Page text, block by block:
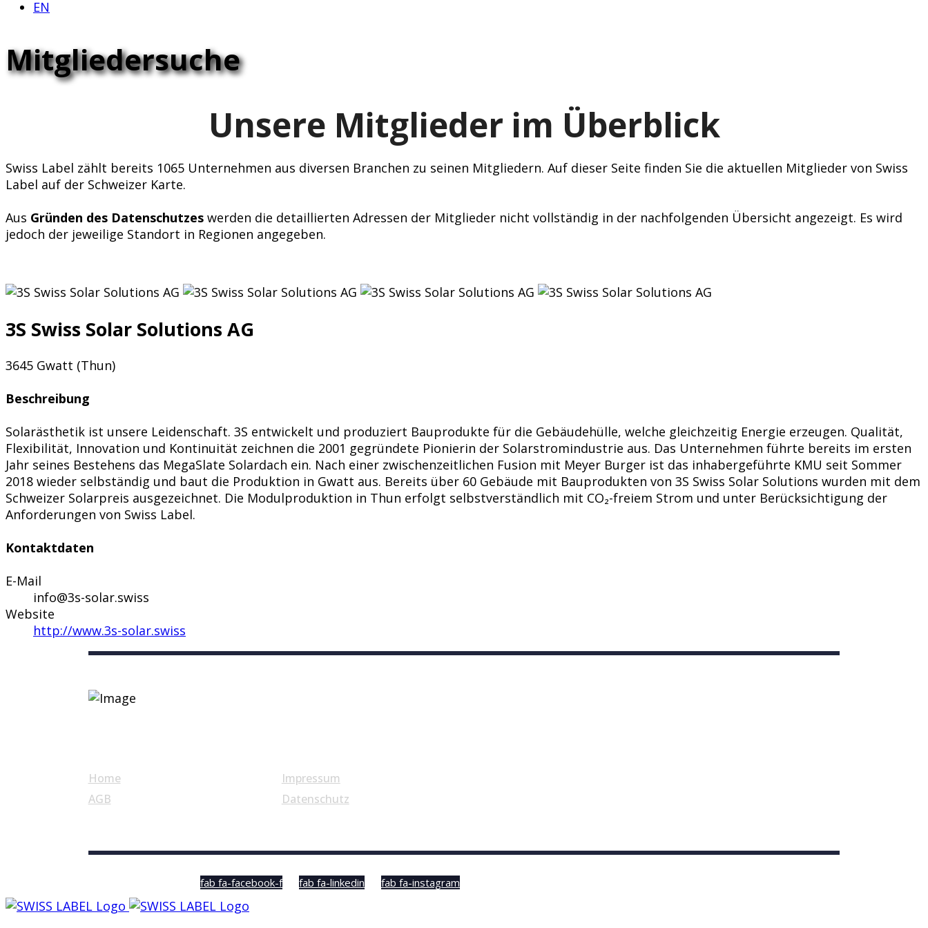
EN
Mitgliedersuche
Unsere Mitglieder im Überblick
Swiss Label zählt bereits 1065 Unternehmen aus diversen Branchen zu seinen Mitgliedern. Auf dieser Seite finden Sie die aktuellen Mitglieder von Swiss
Label auf der Schweizer Karte.
Aus Gründen des Datenschutzes werden die detaillierten Adressen der Mitglieder nicht vollständig in der nachfolgenden Übersicht angezeigt. Es wird
jedoch der jeweilige Standort in Regionen angegeben.
3S Swiss Solar Solutions AG
3645 Gwatt (Thun)
Beschreibung
Solarästhetik ist unsere Leidenschaft. 3S entwickelt und produziert Bauprodukte für die Gebäudehülle, welche gleichzeitig Energie erzeugen. Qualität,
Flexibilität, Innovation und Kontinuität zeichnen die 2001 gegründete Pionierin der Solarstromindustrie aus. Das Unternehmen führte bereits im ersten
Jahr seines Bestehens das MegaSlate Solardach ein. Nach einer zwischenzeitlichen Fusion mit Meyer Burger ist das inhabergeführte KMU seit Sommer
2018 wieder selbständig und baut die Produktion in Gwatt aus. Bereits über 60 Gebäude mit Bauprodukten von 3S Swiss Solar Solutions wurden mit dem
Schweizer Solarpreis ausgezeichnet. Die Modulproduktion in Thun erfolgt selbstverständlich mit CO₂-freiem Strom und unter Berücksichtigung der
Anforderungen von Swiss Label.
Kontaktdaten
E-Mail
info@3s-solar.swiss
Website
http://www.3s-solar.swiss
Home
AGB
Impressum
Datenschutz
fab fa-facebook-f fab fa-linkedin fab fa-instagram